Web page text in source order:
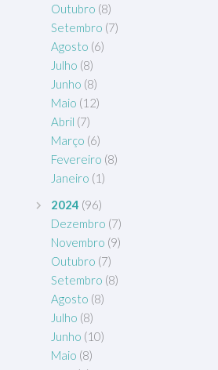
Outubro (8)
Setembro (7)
Agosto (6)
Julho (8)
Junho (8)
Maio (12)
Abril (7)
Março (6)
Fevereiro (8)
Janeiro (1)
2024 (96)
Dezembro (7)
Novembro (9)
Outubro (7)
Setembro (8)
Agosto (8)
Julho (8)
Junho (10)
Maio (8)